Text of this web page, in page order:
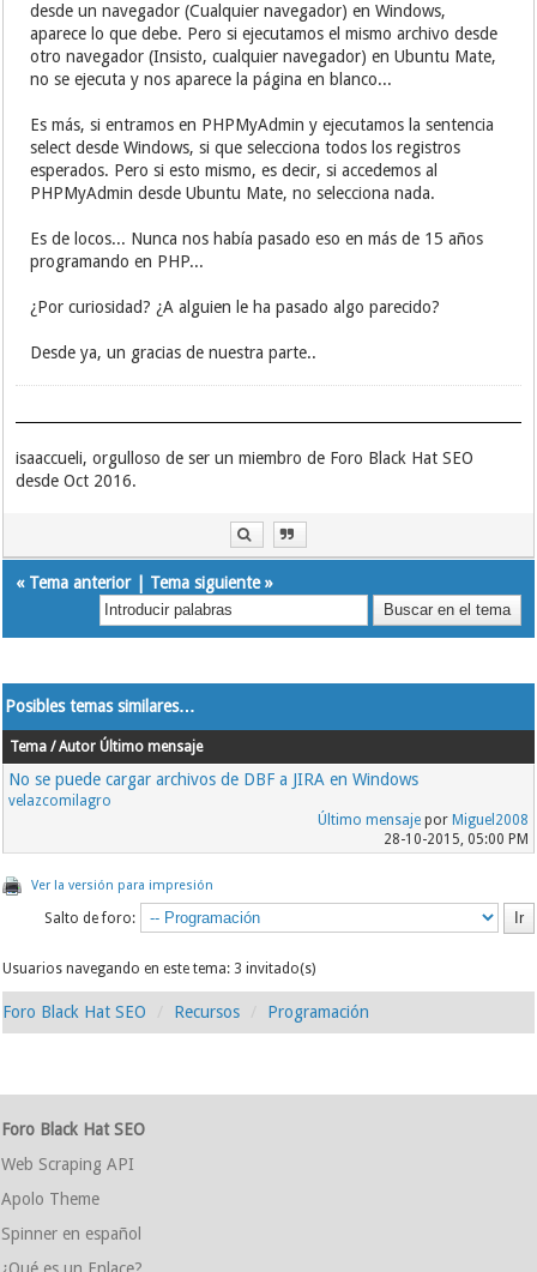
desde un navegador (Cualquier navegador) en Windows,
aparece lo que debe. Pero si ejecutamos el mismo archivo desde
otro navegador (Insisto, cualquier navegador) en Ubuntu Mate,
no se ejecuta y nos aparece la página en blanco...
Es más, si entramos en PHPMyAdmin y ejecutamos la sentencia
select desde Windows, si que selecciona todos los registros
esperados. Pero si esto mismo, es decir, si accedemos al
PHPMyAdmin desde Ubuntu Mate, no selecciona nada.
Es de locos... Nunca nos había pasado eso en más de 15 años
programando en PHP...
¿Por curiosidad? ¿A alguien le ha pasado algo parecido?
Desde ya, un gracias de nuestra parte..
isaaccueli, orgulloso de ser un miembro de Foro Black Hat SEO
desde Oct 2016.
« Tema anterior| Tema siguiente»
Posibles temas similares…
Tema / Autor Último mensaje
No se puede cargar archivos de DBF a JIRA en Windows
velazcomilagro
Último mensajepor Miguel2008
28-10-2015, 05:00 PM
Ver la versión para impresión
Salto de foro:
Usuarios navegando en este tema: 3 invitado(s)
Foro Black Hat SEO Recursos Programación
Foro Black Hat SEO
Web Scraping API
Apolo Theme
Spinner en español